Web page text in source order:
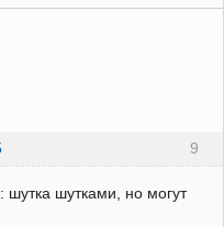
9
шутка шутками, но могут